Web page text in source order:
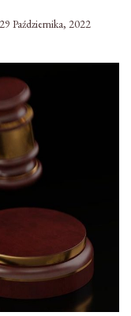
29 Października, 2022